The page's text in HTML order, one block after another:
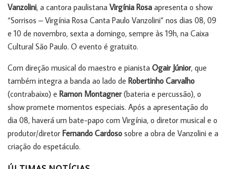
Vanzolini, a cantora paulistana Virgínia Rosa apresenta o show
“Sorrisos – Virgínia Rosa Canta Paulo Vanzolini” nos dias 08, 09
e 10 de novembro, sexta a domingo, sempre às 19h, na Caixa
Cultural São Paulo. O evento é gratuito.
Com direção musical do maestro e pianista Ogair Júnior, que
também integra a banda ao lado de Robertinho Carvalho
(contrabaixo) e Ramon Montagner(bateria e percussão), o
show promete momentos especiais. Após a apresentação do
dia 08, haverá um bate-papo com Virgínia, o diretor musical e o
produtor/diretor Fernando Cardoso sobre a obra de Vanzolini e a
criação do espetáculo.